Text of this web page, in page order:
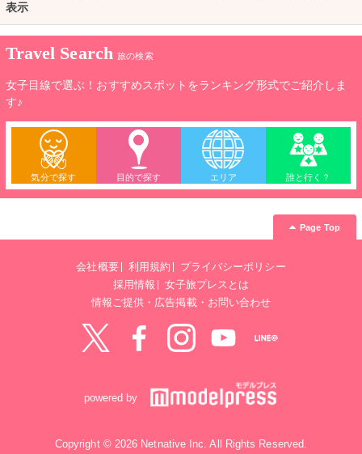
表示
Travel Search 旅の検索
女子目線で選ぶ！おすすめスポットをランキング形式でご紹介しま
す♪
気分で探す 目的で探す エリア 誰と行く？
Page Top
会社概要 利用規約
プライバシーポリシー
採用情報
女子旅プレスとは
情報ご提供・広告掲載・お問い合わせ
powered by
Copyright © 2026 Netnative Inc. All Rights Reserved.